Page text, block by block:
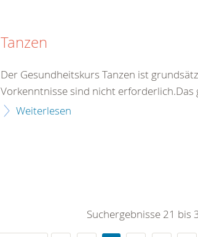
Tanzen
Der Gesundheitskurs Tanzen ist
Vorkenntnisse sind nicht erforderlich.Das
Weiterlesen
Suchergebnisse 21 bis